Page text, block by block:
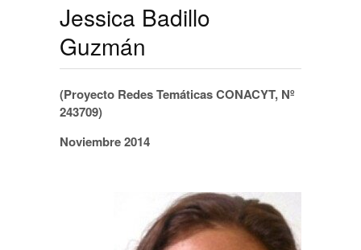
Jessica Badillo
Guzmán
(Proyecto Redes Temáticas CONACYT, Nº
243709)
Noviembre 2014